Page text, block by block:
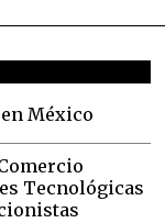
México
Tecnológicas